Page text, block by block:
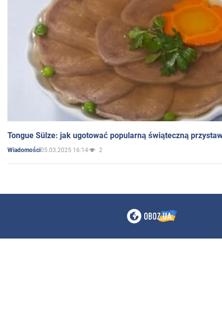
Tongue Sülze: jak ugotować popularną świąteczną
Wiadomości05.03.2025 16:14 2